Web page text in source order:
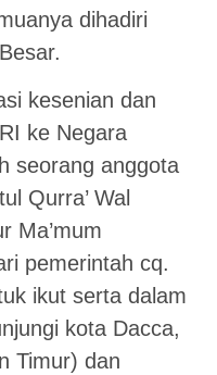
dihadiri
kesenian dan
ke Negara
seorang anggota
Qurra’ Wal
Ma’mum
pemerintah cq.
ikut serta dalam
kota Dacca,
Timur) dan